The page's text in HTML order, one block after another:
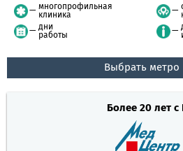
многопрофильная
клиника
дни
работы
Выбрать метро
Более 20 лет с